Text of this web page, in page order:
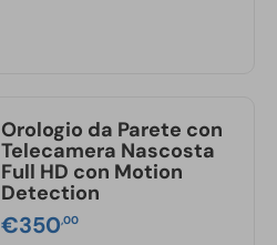
Orologio da Parete con
Telecamera Nascosta
Full HD con Motion
Detection
€350,00